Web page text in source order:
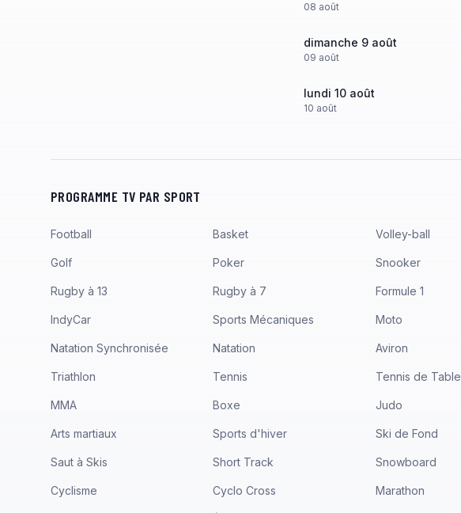
08 août
dimanche 9 août
09 août
lundi 10 août
10 août
PROGRAMME TV PAR SPORT
Football Basket Volley-ball
Golf Poker Snooker
Rugby à 13 Rugby à 7 Formule 1
IndyCar Sports Mécaniques Moto
Natation Synchronisée Natation Aviron
Triathlon Tennis Tennis de Table
MMA Boxe Judo
Arts martiaux Sports d'hiver Ski de Fond
Saut à Skis Short Track Snowboard
Cyclisme Cyclo Cross Marathon